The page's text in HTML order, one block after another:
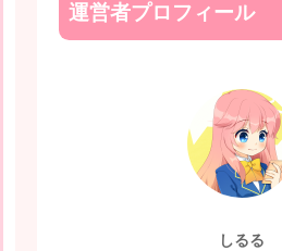
運営者プロフィール
しるる